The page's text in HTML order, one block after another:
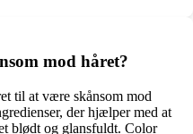
mod håret?
til at være skånsom mod
der hjælper med at
blødt og glansfuldt. Color